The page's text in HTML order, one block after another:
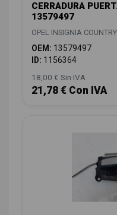
CERRADURA
13579497
OPEL INSIGNIA
OEM: 13579497
ID: 1156364
18,00 € Sin IVA
21,78 € Con IVA